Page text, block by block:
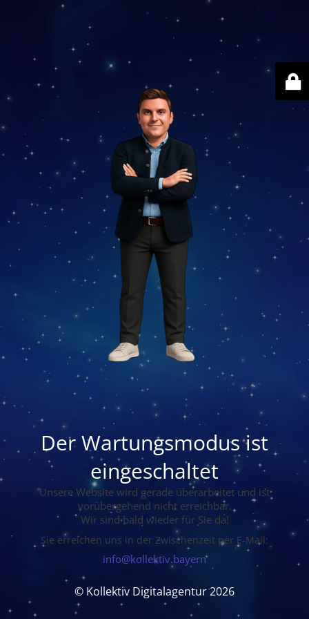
Der Wartungsmodus ist
eingeschaltet
Unsere Website wird gerade überarbeitet und ist
vorübergehend nicht erreichbar.
Wir sind bald wieder für Sie da!
Sie erreichen uns in der Zwischenzeit per E-Mail:
info@kollektiv.bayern
© Kollektiv Digitalagentur 2026